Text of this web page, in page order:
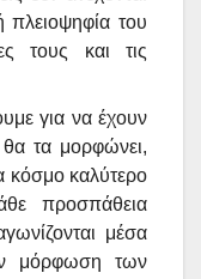
πλειοψηφία του
τους και τις
για να έχουν
τα μορφώνει,
κόσμο καλύτερο
προσπάθεια
μέσα
μόρφωση των